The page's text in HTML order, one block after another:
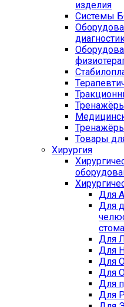
изделия
Системы
Товары
Хирургия
Для
Для
Для
Для
Для
Для
Для
Для